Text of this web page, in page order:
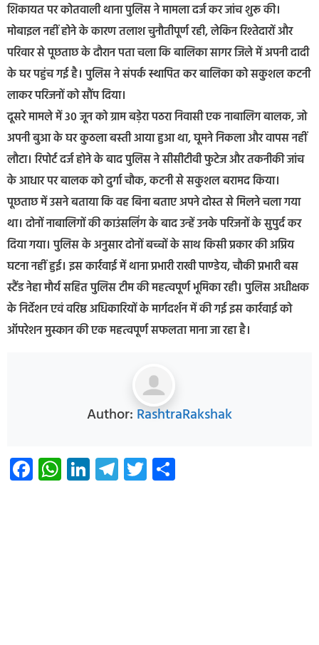
शिकायत पर कोतवाली थाना पुलिस ने मामला दर्ज कर जांच शुरू की।
मोबाइल नहीं होने के कारण तलाश चुनौतीपूर्ण रही, लेकिन रिश्तेदारों और
परिवार से पूछताछ के दौरान पता चला कि बालिका सागर जिले में अपनी दादी
के घर पहुंच गई है। पुलिस ने संपर्क स्थापित कर बालिका को सकुशल कटनी
लाकर परिजनों को सौंप दिया।
दूसरे मामले में 30 जून को ग्राम बड़ेरा पठरा निवासी एक नाबालिग बालक, जो
अपनी बुआ के घर कुठला बस्ती आया हुआ था, घूमने निकला और वापस नहीं
लौटा। रिपोर्ट दर्ज होने के बाद पुलिस ने सीसीटीवी फुटेज और तकनीकी जांच
के आधार पर बालक को दुर्गा चौक, कटनी से सकुशल बरामद किया।
पूछताछ में उसने बताया कि वह बिना बताए अपने दोस्त से मिलने चला गया
था। दोनों नाबालिगों की काउंसलिंग के बाद उन्हें उनके परिजनों के सुपुर्द कर
दिया गया। पुलिस के अनुसार दोनों बच्चों के साथ किसी प्रकार की अप्रिय
घटना नहीं हुई। इस कार्रवाई में थाना प्रभारी राखी पाण्डेय, चौकी प्रभारी बस
स्टैंड नेहा मौर्य सहित पुलिस टीम की महत्वपूर्ण भूमिका रही। पुलिस अधीक्षक
के निर्देशन एवं वरिष्ठ अधिकारियों के मार्गदर्शन में की गई इस कार्रवाई को
ऑपरेशन मुस्कान की एक महत्वपूर्ण सफलता माना जा रहा है।
Author: RashtraRakshak
Facebook
WhatsApp
LinkedIn
Telegram
Twitter